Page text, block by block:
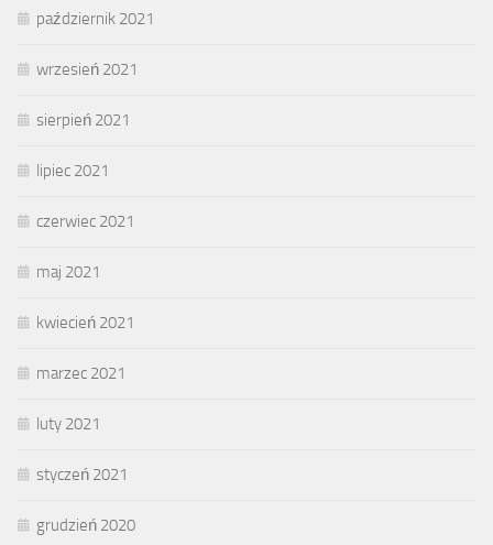
październik 2021
wrzesień 2021
sierpień 2021
lipiec 2021
czerwiec 2021
maj 2021
kwiecień 2021
marzec 2021
luty 2021
styczeń 2021
grudzień 2020